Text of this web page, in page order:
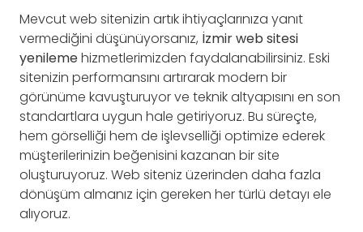
Mevcut web sitenizin artık ihtiyaçlarınıza yanıt
vermediğini düşünüyorsanız, İzmir web sitesi
yenilemehizmetlerimizden faydalanabilirsiniz. Eski
sitenizin performansını artırarak modern bir
görünüme kavuşturuyor ve teknik altyapısını en son
standartlara uygun hale getiriyoruz. Bu süreçte,
hem görselliği hem de işlevselliği optimize ederek
müşterilerinizin beğenisini kazanan bir site
oluşturuyoruz. Web siteniz üzerinden daha fazla
dönüşüm almanız için gereken her türlü detayı ele
alıyoruz.